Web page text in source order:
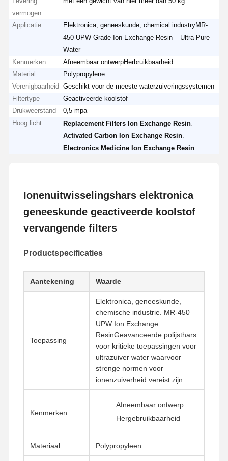
vermogen
Applicatie
Elektronica, geneeskunde, chemical industry​​MR-
450 UPW Grade Ion Exchange Resin – Ultra-Pure
Water
Kenmerken
Afneembaar ontwerpHerbruikbaarheid
Material
Polypropylene
Verenigbaarheid
Geschikt voor de meeste waterzuiveringssystemen
Filtertype
Geactiveerde koolstof
Drukweerstand
0,5 mpa
Hoog licht:
Replacement Filters Ion Exchange Resin
Activated Carbon Ion Exchange Resin
Electronics Medicine Ion Exchange Resin
Ionenuitwisselingshars elektronica
geneeskunde geactiveerde koolstof
vervangende filters
Productspecificaties
Aantekening Waarde
Toepassing
Elektronica, geneeskunde,
chemische industrie. MR-450
UPW Ion Exchange
ResinGeavanceerde polijsthars
voor kritieke toepassingen voor
ultrazuiver water waarvoor
strenge normen voor
ionenzuiverheid vereist zijn.
Kenmerken
Afneembaar ontwerp
Hergebruikbaarheid
Materiaal Polypropyleen